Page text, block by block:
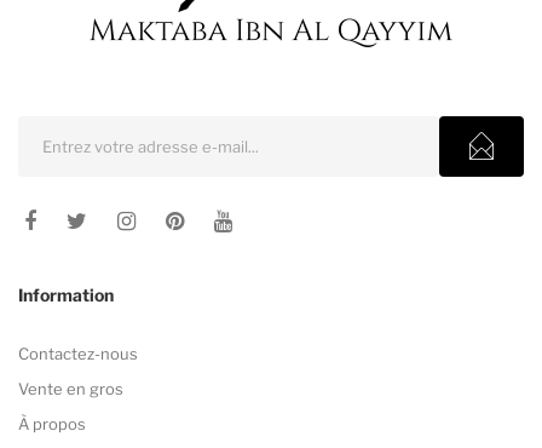
Information
Contactez-nous
Vente en gros
À propos